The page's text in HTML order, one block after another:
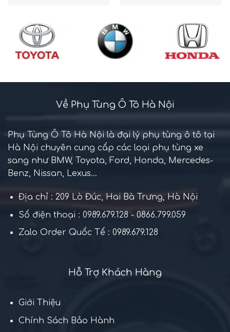
Về Phụ Tùng Ô Tô Hà Nội
Phụ Tùng Ô Tô Hà Nội là đại lý phụ tùng ô tô tại
Hà Nội chuyên cung cấp các loại phụ tùng xe
sang như BMW, Toyota, Ford, Honda, Mercedes-
Benz, Nissan, Lexus...
Địa chỉ : 209 Lò Đúc, Hai Bà Trưng, Hà Nội
Số điện thoại : 0989.679.128 - 0866.799.059
Zalo Order Quốc Tế : 0989.679.128
Hỗ Trợ Khách Hàng
Giới Thiệu
Chính Sách Bảo Hành